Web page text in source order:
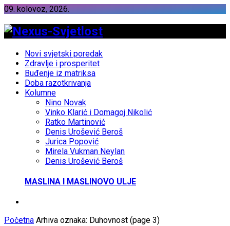
09. kolovoz, 2026.
Novi svjetski poredak
Zdravlje i prosperitet
Buđenje iz matriksa
Doba razotkrivanja
Kolumne
Nino Novak
Vinko Klarić i Domagoj Nikolić
Ratko Martinović
Denis Urošević Beroš
Jurica Popović
Mirela Vukman Neylan
Denis Urošević Beroš
MASLINA I MASLINOVO ULJE
Početna Arhiva oznaka: Duhovnost (page 3)